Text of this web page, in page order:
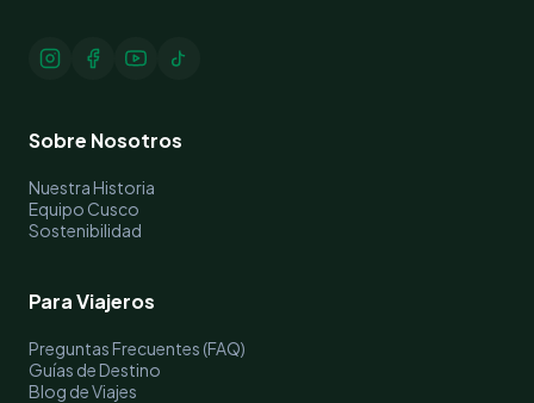
Sobre Nosotros
Nuestra Historia
Equipo Cusco
Sostenibilidad
Para Viajeros
Preguntas Frecuentes (FAQ)
Guías de Destino
Blog de Viajes